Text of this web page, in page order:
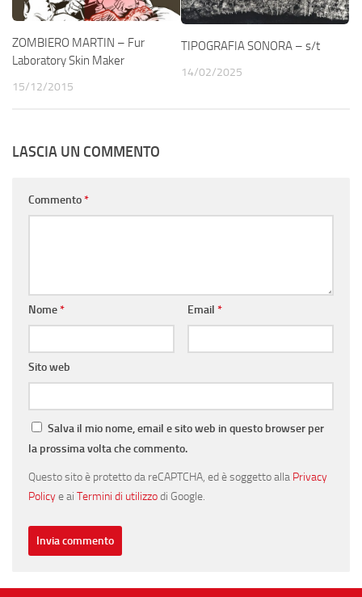
ZOMBIERO MARTIN – Fur
Laboratory Skin Maker
15/12/2015
TIPOGRAFIA SONORA – s/t
14/02/2025
LASCIA UN COMMENTO
Commento*
Nome* Email *
Sito web
Salva il mio nome, email e sito web in questo browser per
la prossima volta che commento.
Questo sito è protetto da reCAPTCHA, ed è soggetto alla Privacy
Policye ai Termini di utilizzodi Google.